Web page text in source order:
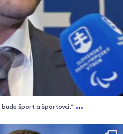
šport a športovci.“ ...